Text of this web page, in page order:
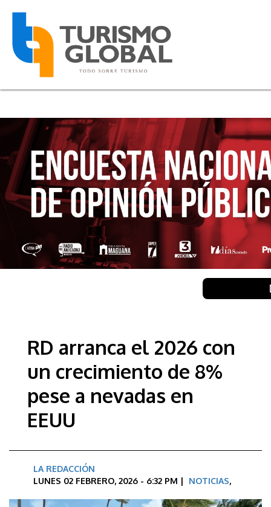
RD arranca el 2026 con
un crecimiento de 8%
pese a nevadas en
EEUU
LA REDACCIÓN
LUNES 02 FEBRERO, 2026 - 6:32 PM | NOTICIAS,